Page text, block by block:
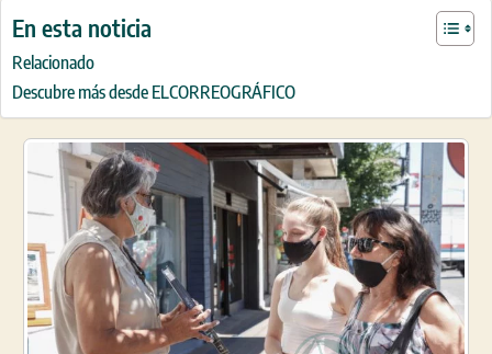
En esta noticia
Relacionado
Descubre más desde ELCORREOGRÁFICO